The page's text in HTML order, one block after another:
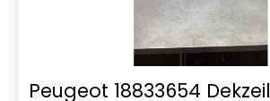
Peugeot 18833654 Dekzeil